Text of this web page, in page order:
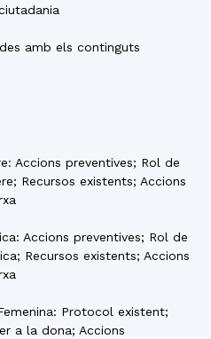
amb els continguts
Accions preventives; Rol de
Recursos existents; Accions
Accions preventives; Rol de
Recursos existents; Accions
Protocol existent;
a la dona; Accions